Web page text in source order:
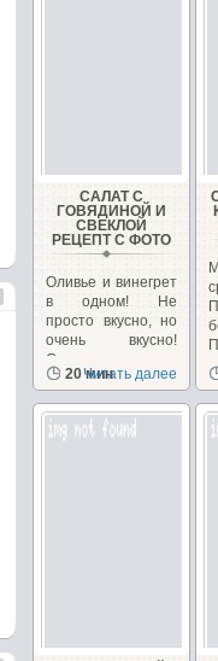
САЛАТ С
ГОВЯДИНОЙ И
СВЕКЛОЙ
РЕЦЕПТ С ФОТО
Оливье и винегрет
в одном! Не
просто вкусно, но
очень вкусно!
Салат –
альтернатива...
20 мин
Читать далее